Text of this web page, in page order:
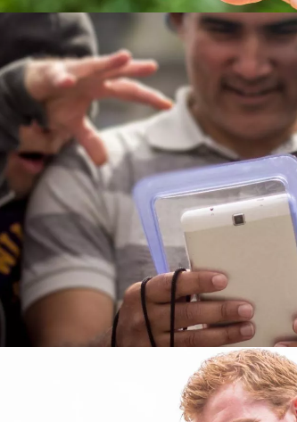
kan worden met een spannend
Diner in
Bourgondische arrangement van